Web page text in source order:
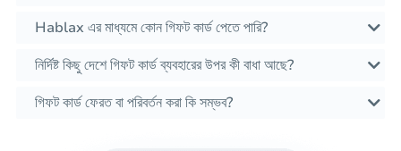
Hablax এর মাধ্যমে কোন গিফট কার্ড পেতে পারি?
নির্দিষ্ট কিছু দেশে গিফট কার্ড ব্যবহারের উপর কী বাধা আছে?
গিফট কার্ড ফেরত বা পরিবর্তন করা কি সম্ভব?